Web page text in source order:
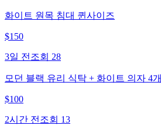
화이트 원목 침대 퀸사이즈
$150
3일 전 조회 28
모던 블랙 유리 식탁 + 화이트 의자 4개
$100
2시간 전 조회 13